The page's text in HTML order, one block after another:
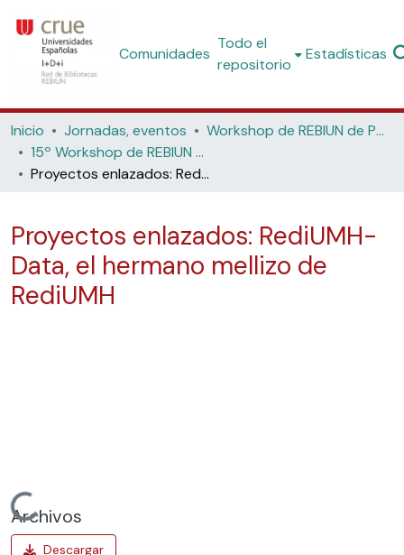
Comunidades
Todo el
repositorio
Estadísticas
Inicio Jornadas, eventos
Workshop de REBIUN de Proyectos Digitales
15º Workshop de REBIUN de Proyectos Digitales: Datos y bibliotecas (Universidad Jaume I, 2016)
Proyectos enlazados: RediUMH-Data, el hermano mellizo de RediUMH
Proyectos enlazados: RediUMH-
Data, el hermano mellizo de
RediUMH
Cargando...
Archivos